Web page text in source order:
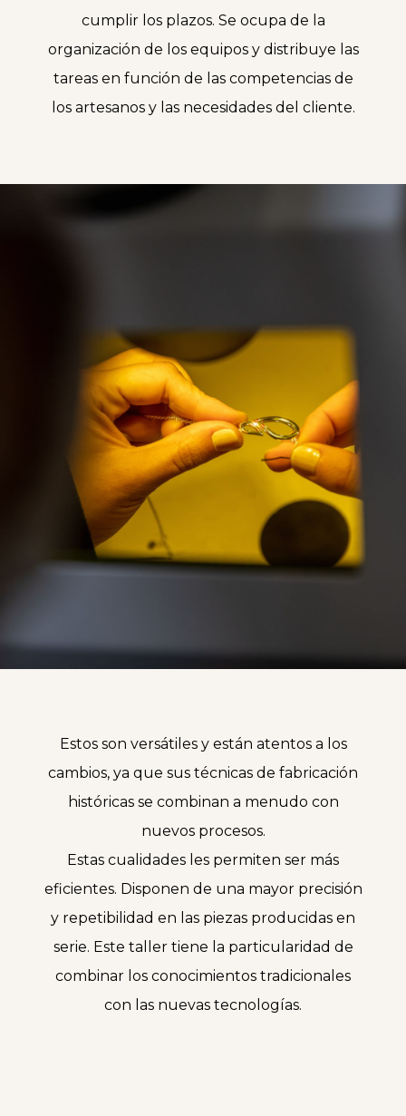
cumplir los plazos. Se ocupa de la
organización de los equipos y distribuye las
tareas en función de las competencias de
los artesanos y las necesidades del cliente.
Estos son versátiles y están atentos a los
cambios, ya que sus técnicas de fabricación
históricas se combinan a menudo con
nuevos procesos.
Estas cualidades les permiten ser más
eficientes. Disponen de una mayor precisión
y repetibilidad en las piezas producidas en
serie. Este taller tiene la particularidad de
combinar los conocimientos tradicionales
con las nuevas tecnologías.